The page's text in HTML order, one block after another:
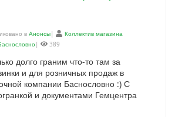
в Анонсы|
Коллектив магазина
| 389
долго граним что-то там за
и для розничных продаж в
компании Баснословно :) С
и документами Гемцентра